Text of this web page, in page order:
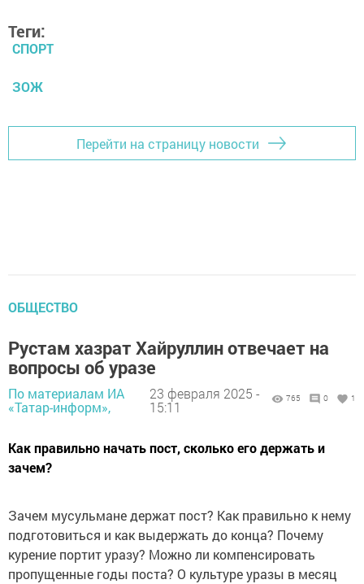
Теги:
СПОРТ
ЗОЖ
Перейти на страницу новости
ОБЩЕСТВО
Рустам хазрат Хайруллин отвечает на
вопросы об уразе
По материалам ИА
«Татар-информ»,
23 февраля 2025 -
15:11
765 0 1
Как правильно начать пост, сколько его держать и
зачем?
Зачем мусульмане держат пост? Как правильно к нему
подготовиться и как выдержать до конца? Почему
курение портит уразу? Можно ли компенсировать
пропущенные годы поста? О культуре уразы в месяц